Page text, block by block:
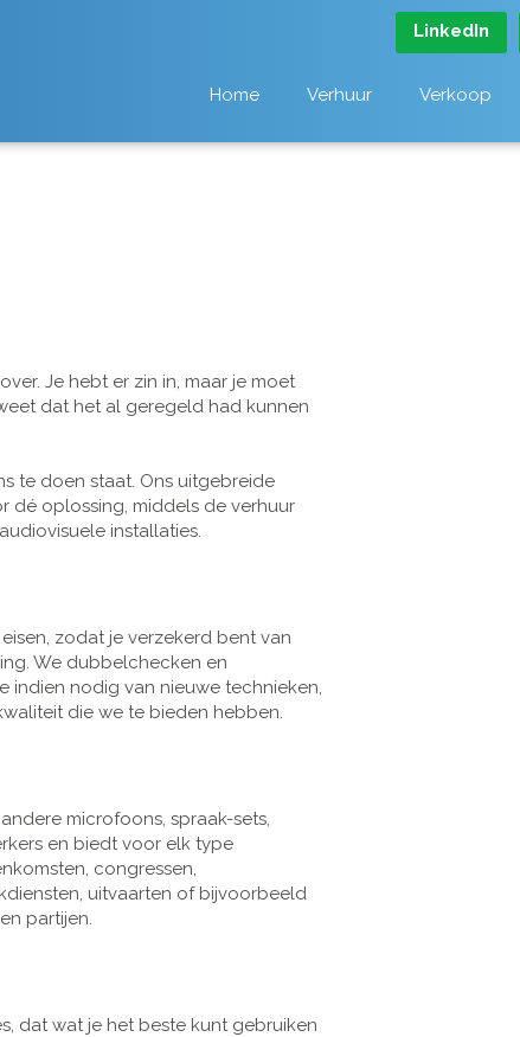
LinkedIn
Home Verhuur Verkoop
Je hebt er zin in, maar je moet
dat het al geregeld had kunnen
te doen staat. Ons uitgebreide
dé oplossing, middels de verhuur
installaties.
zodat je verzekerd bent van
We dubbelchecken en
indien nodig van nieuwe technieken,
die we te bieden hebben.
microfoons, spraak-sets,
en biedt voor elk type
congressen,
uitvaarten of bijvoorbeeld
partijen.
dat wat je het beste kunt gebruiken